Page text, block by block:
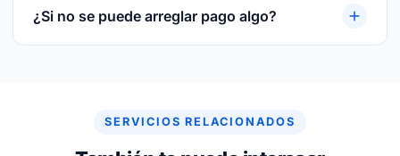
sustituida y sobre la mano de obra.
¿Si no se puede arreglar pago algo?
SERVICIOS RELACIONADOS